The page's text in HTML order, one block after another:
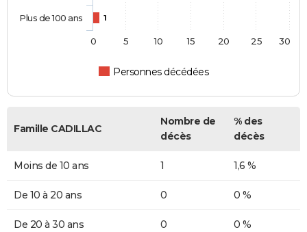
1
Personnes décédées
Plus de 100 ans
0 5 10 15 20 25 30
Famille CADILLAC
Nombre de
décès
% des
décès
Moins de 10 ans 1 1,6 %
De 10 à 20 ans 0 0 %
De 20 à 30 ans 0 0 %